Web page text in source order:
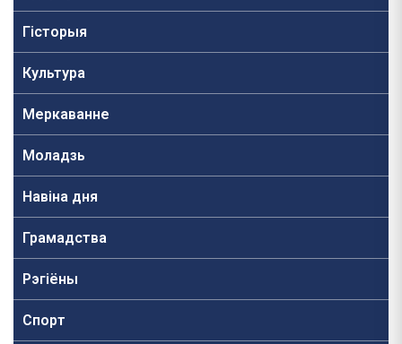
Гісторыя
Культура
Меркаванне
Моладзь
Навiна дня
Грамадства
Рэгіёны
Спорт